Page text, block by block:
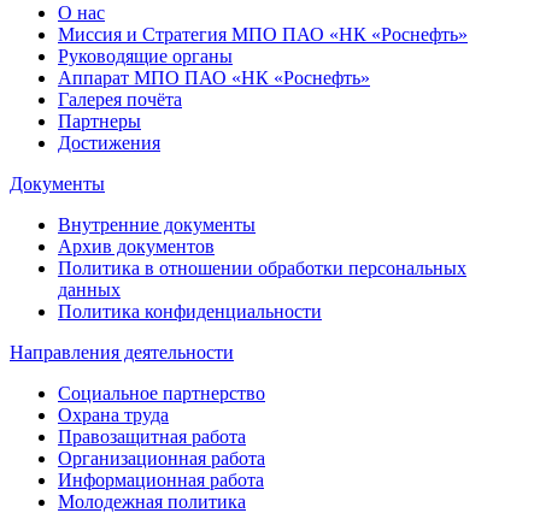
О нас
Миссия и Стратегия МПО ПАО «НК «Роснефть»
Руководящие органы
Аппарат МПО ПАО «НК «Роснефть»
Галерея почёта
Партнеры
Достижения
Документы
Внутренние документы
Архив документов
Политика в отношении обработки персональных
данных
Политика конфиденциальности
Направления деятельности
Социальное партнерство
Охрана труда
Правозащитная работа
Организационная работа
Информационная работа
Молодежная политика